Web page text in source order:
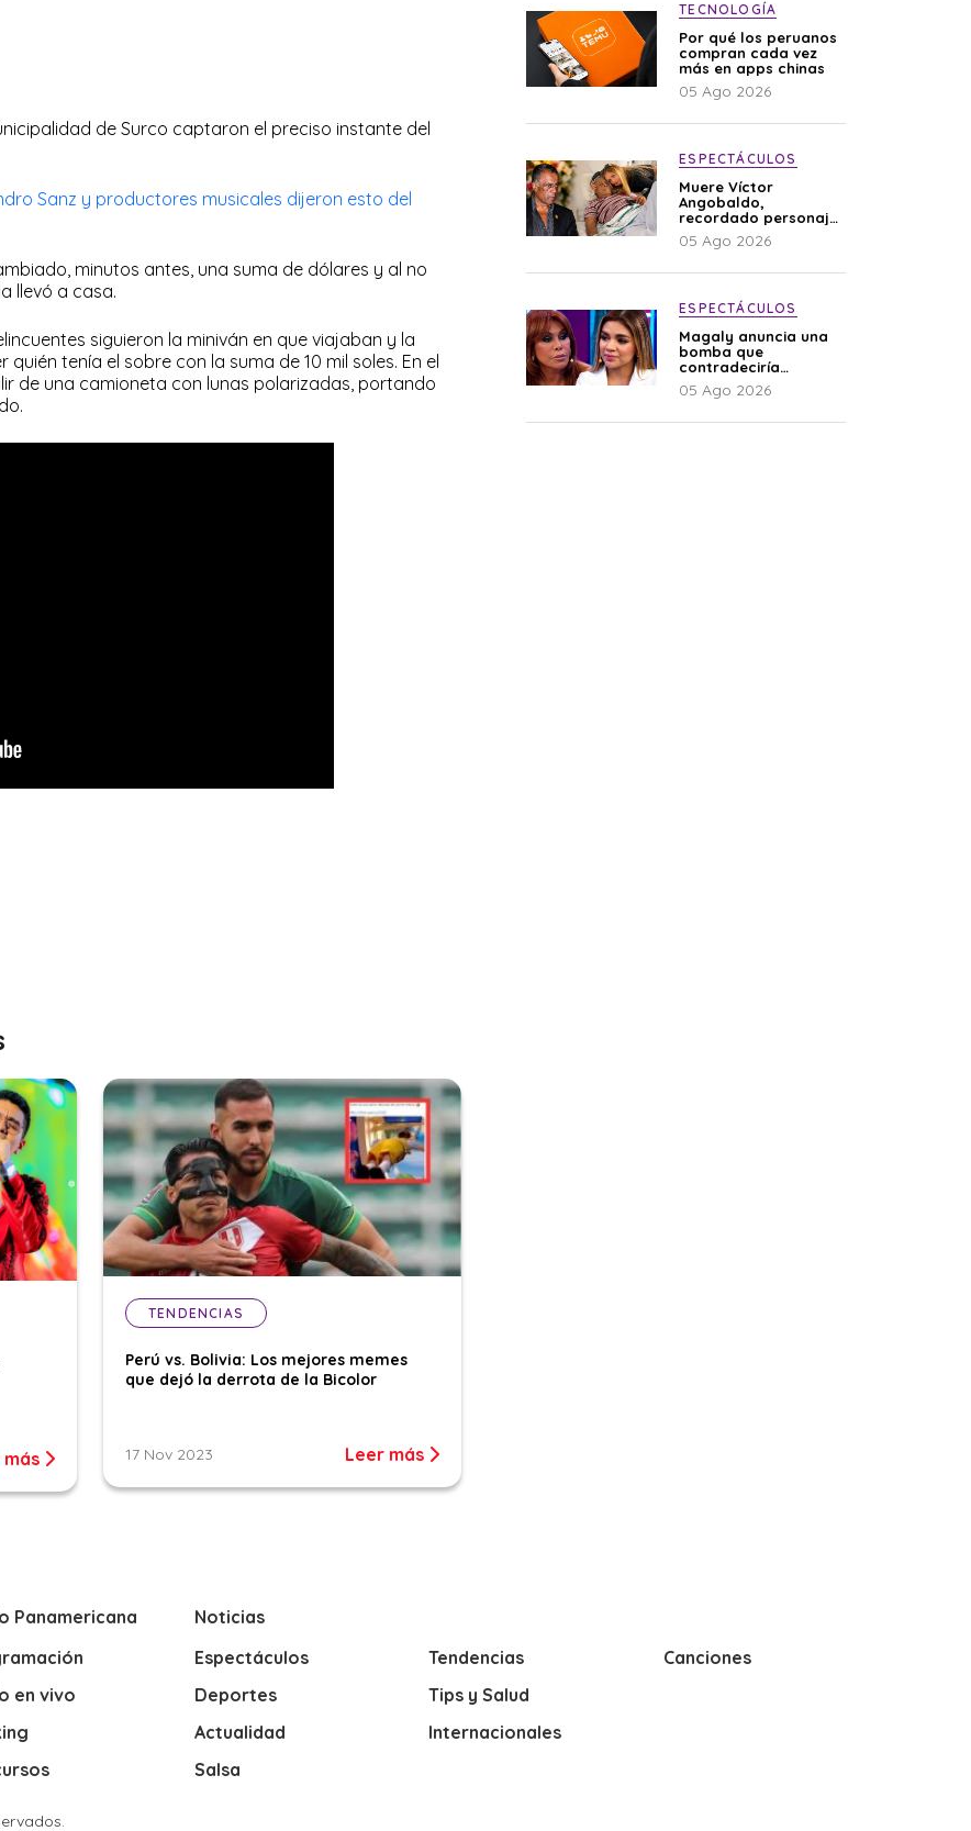
de Surco captaron el preciso instante del
Sanz y productores musicales dijeron esto del
minutos antes, una suma de dólares y al no
llevó a casa.
siguieron la miniván en que viajaban y la
tenía el sobre con la suma de 10 mil soles. En el
de una camioneta con lunas polarizadas, portando
más
TENDENCIAS
Perú vs. Bolivia: Los mejores memes
que dejó la derrota de la Bicolor
17 Nov 2023 Leer más
TECNOLOGÍA
Por qué los peruanos
compran cada vez
más en apps chinas
05 Ago 2026
ESPECTÁCULOS
Muere Víctor
Angobaldo,
recordado personaje
de la farándula y
expareja de Shirley
05 Ago 2026
ESPECTÁCULOS
Magaly anuncia una
bomba que
contradeciría
comunicado de La
Bella Luz: “Hay un
05 Ago 2026
Panamericana
en vivo
Noticias
Espectáculos
Deportes
Actualidad
Salsa
Tendencias
Tips y Salud
Internacionales
Canciones